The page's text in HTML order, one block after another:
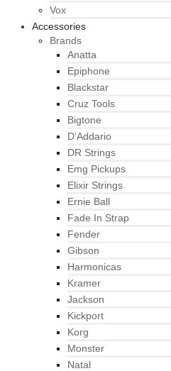
Vox
Accessories
Brands
Anatta
Epiphone
Blackstar
Cruz Tools
Bigtone
D’Addario
DR Strings
Emg Pickups
Elixir Strings
Ernie Ball
Fade In Strap
Fender
Gibson
Harmonicas
Kramer
Jackson
Kickport
Korg
Monster
Natal